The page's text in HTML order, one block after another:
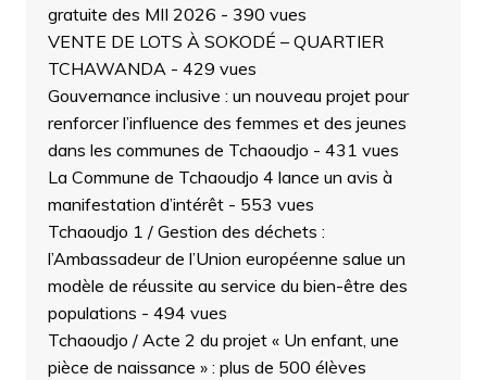
gratuite des MII 2026 - 390 vues
VENTE DE LOTS À SOKODÉ – QUARTIER
TCHAWANDA- 429 vues
Gouvernance inclusive : un nouveau projet pour
renforcer l’influence des femmes et des jeunes
dans les communes de Tchaoudjo - 431 vues
La Commune de Tchaoudjo 4 lance un avis à
manifestation d’intérêt- 553 vues
Tchaoudjo 1 / Gestion des déchets :
l’Ambassadeur de l’Union européenne salue un
modèle de réussite au service du bien-être des
populations - 494 vues
Tchaoudjo / Acte 2 du projet « Un enfant, une
pièce de naissance » : plus de 500 élèves